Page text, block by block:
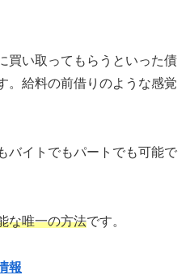
買い取ってもらうといった債
。給料の前借りのような感覚
バイトでもパートでも可能で
な唯一の方法です。
報